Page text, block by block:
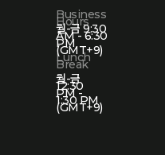
Business
Hours
월-금 9:30
AM - 6:30
PM
(GMT+9)
Lunch
Break
월-금
12:30
PM -
1:30 PM
(GMT+9)